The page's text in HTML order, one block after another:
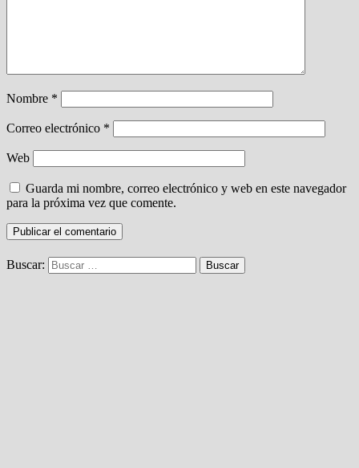
Nombre *
Correo electrónico *
Web
Guarda mi nombre, correo electrónico y web en este navegador
para la próxima vez que comente.
Buscar: